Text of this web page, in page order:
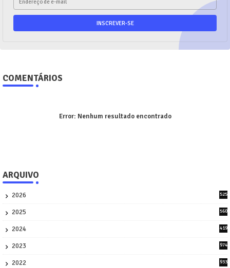
COMENTÁRIOS
Error: Nenhum resultado encontrado
ARQUIVO
2026
525
2025
560
2024
419
2023
974
2022
933